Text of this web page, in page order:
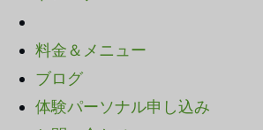
料金＆メニュー
ブログ
体験パーソナル申し込み